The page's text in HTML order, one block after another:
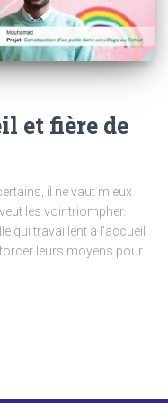
et fière de
il ne vaut mieux
les voir triompher.
qui travaillent à l’accueil
leurs moyens pour